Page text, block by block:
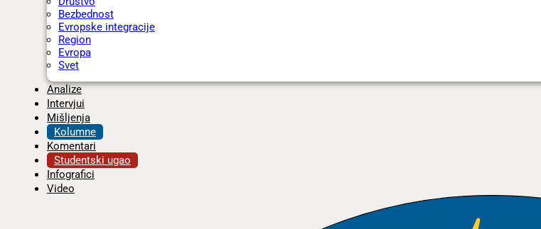
Bezbednost
Evropske integracije
Region
Evropa
Svet
Analize
Intervjui
Mišljenja
Kolumne
Komentari
Studentski ugao
Infografici
Video